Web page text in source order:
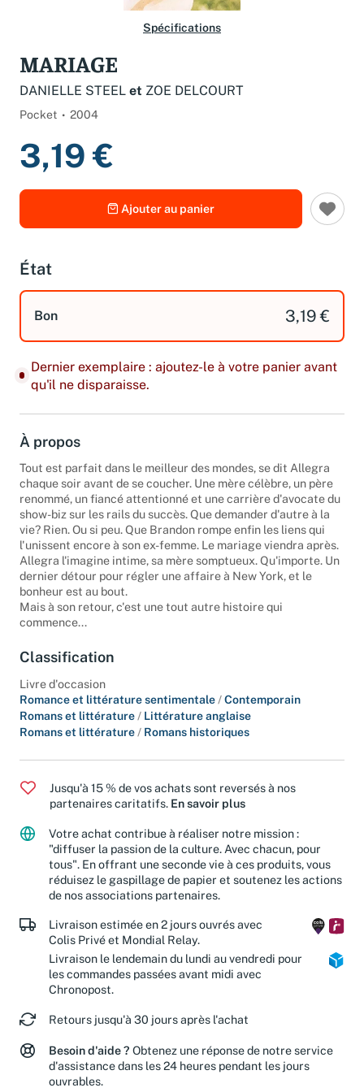
Spécifications
MARIAGE
DANIELLE STEEL et ZOE DELCOURT
Pocket 2004
3,19 €
Ajouter au panier
État
Bon 3,19 €
Dernier exemplaire : ajoutez-le à votre panier avant
qu'il ne disparaisse.
À propos
Tout est parfait dans le meilleur des mondes, se dit Allegra
chaque soir avant de se coucher. Une mère célèbre, un père
renommé, un fiancé attentionné et une carrière d'avocate du
show-biz sur les rails du succès. Que demander d'autre à la
vie? Rien. Ou si peu. Que Brandon rompe enfin les liens qui
l'unissent encore à son ex-femme. Le mariage viendra après.
Allegra l'imagine intime, sa mère somptueux. Qu'importe. Un
dernier détour pour régler une affaire à New York, et le
bonheur est au bout.
Mais à son retour, c'est une tout autre histoire qui
commence...
Classification
Livre d'occasion
Romance et littérature sentimentale /Contemporain
Romans et littérature / Littérature anglaise
Romans et littérature / Romans historiques
Jusqu'à 15 % de vos achats sont reversés à nos
partenaires caritatifs. En savoir plus
Votre achat contribue à réaliser notre mission :
"diffuser la passion de la culture. Avec chacun, pour
tous". En offrant une seconde vie à ces produits, vous
réduisez le gaspillage de papier et soutenez les actions
de nos associations partenaires.
Livraison estimée en 2 jours ouvrés avec
Colis Privé et Mondial Relay.
Livraison le lendemain du lundi au vendredi pour
les commandes passées avant midi avec
Chronopost.
Retours jusqu'à 30 jours après l'achat
Besoin d'aide ? Obtenez une réponse de notre service
d'assistance dans les 24 heures pendant les jours
ouvrables.